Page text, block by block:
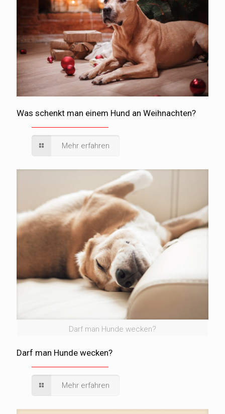
Was schenkt man einem Hund an Weihnachten?
Mehr erfahren
Darf man Hunde wecken?
Darf man Hunde wecken?
Mehr erfahren